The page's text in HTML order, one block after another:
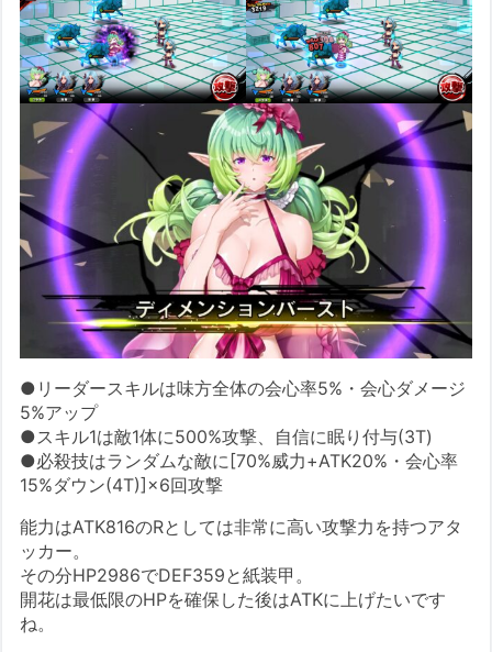
●リーダースキルは味方全体の会心率5%・会心ダメージ
5%アップ
●スキル1は敵1体に500%攻撃、自信に眠り付与(3T)
●必殺技はランダムな敵に[70%威力+ATK20%・会心率
15%ダウン(4T)]×6回攻撃
能力はATK816のRとしては非常に高い攻撃力を持つアタ
ッカー。
その分HP2986でDEF359と紙装甲。
開花は最低限のHPを確保した後はATKに上げたいです
ね。